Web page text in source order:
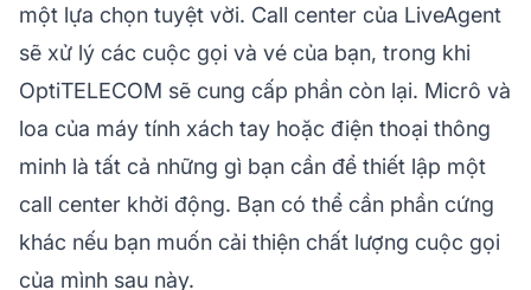
một lựa chọn tuyệt vời. Call center của LiveAgent
sẽ xử lý các cuộc gọi và vé của bạn, trong khi
OptiTELECOM sẽ cung cấp phần còn lại. Micrô và
loa của máy tính xách tay hoặc điện thoại thông
minh là tất cả những gì bạn cần để thiết lập một
call center khởi động. Bạn có thể cần phần cứng
khác nếu bạn muốn cải thiện chất lượng cuộc gọi
của mình sau này.